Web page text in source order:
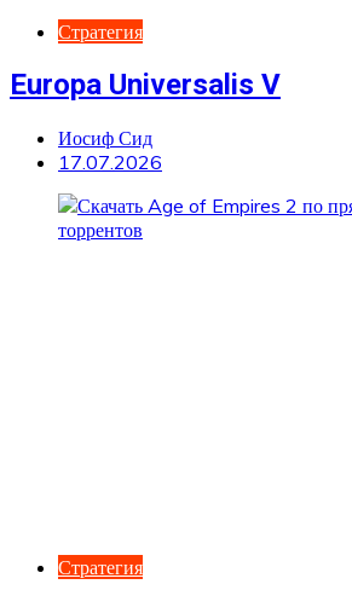
Стратегия
Europa Universalis V
Иосиф Сид
17.07.2026
Стратегия